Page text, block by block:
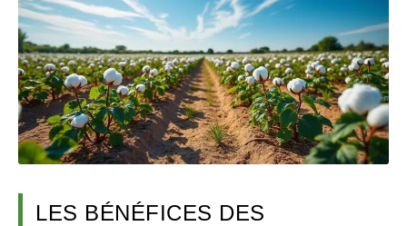
LES BÉNÉFICES DES